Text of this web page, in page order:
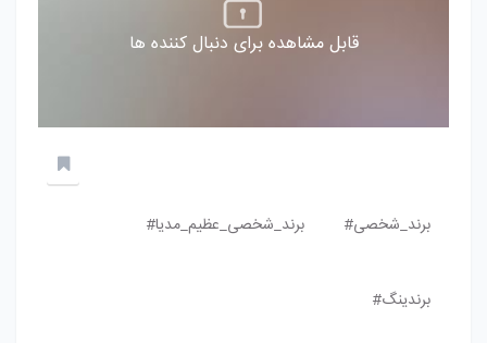
قابل مشاهده برای دنبال کننده ها
برند_شخصی# برند_شخصی_عظیم_مدیا#
برندینگ#